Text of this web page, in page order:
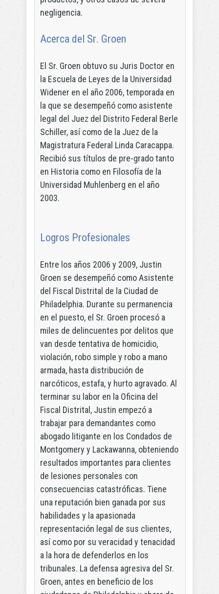
negligencia.
Acerca del Sr. Groen
El Sr. Groen obtuvo su Juris Doctor en
la Escuela de Leyes de la Universidad
Widener en el año 2006, temporada en
la que se desempeñó como asistente
legal del Juez del Distrito Federal Berle
Schiller, así como de la Juez de la
Magistratura Federal Linda Caracappa.
Recibió sus títulos de pre-grado tanto
en Historia como en Filosofía de la
Universidad Muhlenberg en el año
2003.
Logros Profesionales
Entre los años 2006 y 2009, Justin
Groen se desempeñó como Asistente
del Fiscal Distrital de la Ciudad de
Philadelphia. Durante su permanencia
en el puesto, el Sr. Groen procesó a
miles de delincuentes por delitos que
van desde tentativa de homicidio,
violación, robo simple y robo a mano
armada, hasta distribución de
narcóticos, estafa, y hurto agravado. Al
terminar su labor en la Oficina del
Fiscal Distrital, Justin empezó a
trabajar para demandantes como
abogado litigante en los Condados de
Montgomery y Lackawanna, obteniendo
resultados importantes para clientes
de lesiones personales con
consecuencias catastróficas. Tiene
una reputación bien ganada por sus
habilidades y la apasionada
representación legal de sus clientes,
así como por su veracidad y tenacidad
a la hora de defenderlos en los
tribunales. La defensa agresiva del Sr.
Groen, antes en beneficio de los